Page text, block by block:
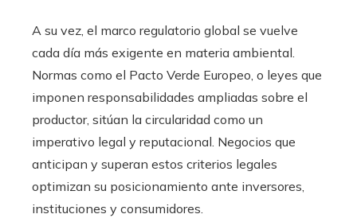
A su vez, el marco regulatorio global se vuelve
cada día más exigente en materia ambiental.
Normas como el Pacto Verde Europeo, o leyes que
imponen responsabilidades ampliadas sobre el
productor, sitúan la circularidad como un
imperativo legal y reputacional. Negocios que
anticipan y superan estos criterios legales
optimizan su posicionamiento ante inversores,
instituciones y consumidores.